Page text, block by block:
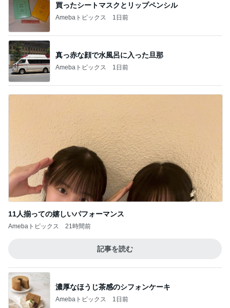
買ったシートマスクとリップペンシル
Amebaトピックス 1日前
真っ赤な顔で水風呂に入った旦那
Amebaトピックス 1日前
11人揃っての嬉しいパフォーマンス
Amebaトピックス 21時間前
記事を読む
濃厚なほうじ茶感のシフォンケーキ
Amebaトピックス 1日前